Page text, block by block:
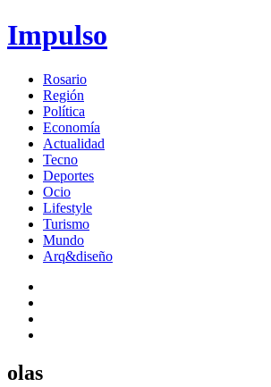
Impulso
Rosario
Región
Política
Economía
Actualidad
Tecno
Deportes
Ocio
Lifestyle
Turismo
Mundo
Arq&diseño
olas